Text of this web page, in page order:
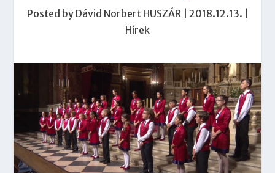
Posted by Dávid Norbert HUSZÁR| 2018.12.13.
Hírek